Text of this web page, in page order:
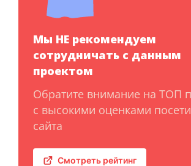
Мы НЕ рекомендуем
сотрудничать с данным
проектом
Обратите внимание на ТОП
с высокими оценками
сайта
Смотреть рейтинг